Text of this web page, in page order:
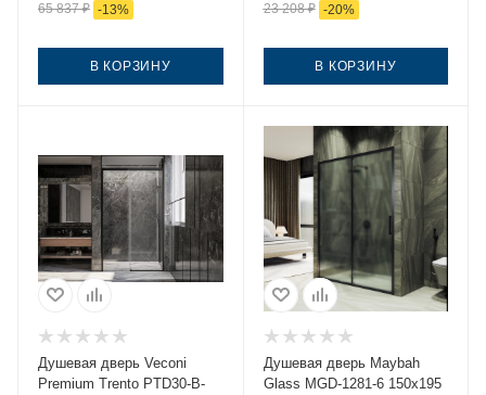
65 837₽ -13%
В КОРЗИНУ
23 208₽ -20%
В КОРЗИНУ
Душевая дверь Veconi
Premium Trento PTD30-B-
Душевая дверь Maybah
Glass MGD-1281-6 150х195